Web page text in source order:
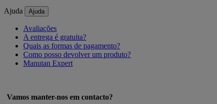
Ajuda Ajuda
Avaliações
A entrega é gratuita?
Quais as formas de pagamento?
Como posso devolver um produto?
Manutan Expert
Vamos manter-nos em contacto?